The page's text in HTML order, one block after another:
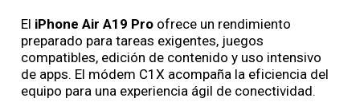
El iPhone Air A19 Pro ofrece un rendimiento
preparado para tareas exigentes, juegos
compatibles, edición de contenido y uso intensivo
de apps. El módem C1X acompaña la eficiencia del
equipo para una experiencia ágil de conectividad.